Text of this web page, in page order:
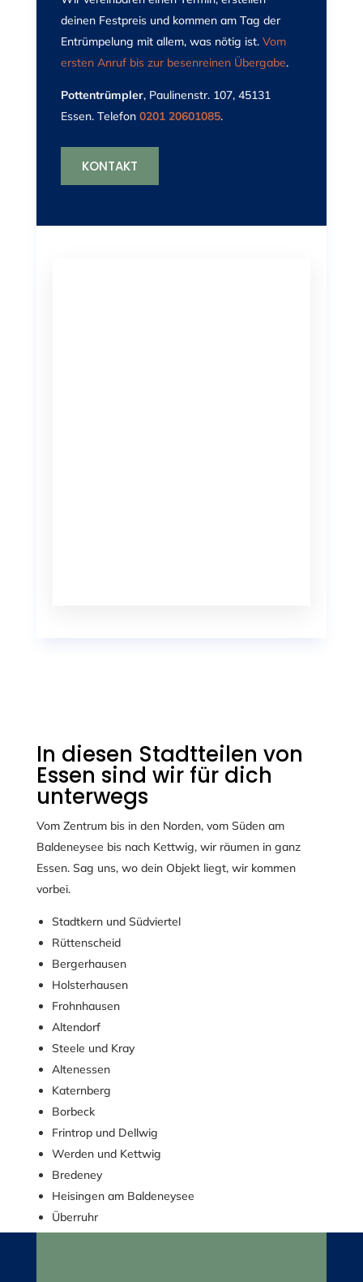
deinen Festpreis und kommen am Tag der
Entrümpelung mit allem, was nötig ist. Vom
ersten Anruf bis zur besenreinen Übergabe.
Pottentrümpler, Paulinenstr. 107, 45131
Essen. Telefon 0201 20601085.
KONTAKT
In diesen Stadtteilen von
Essen sind wir für dich
unterwegs
Vom Zentrum bis in den Norden, vom Süden am
Baldeneysee bis nach Kettwig, wir räumen in ganz
Essen. Sag uns, wo dein Objekt liegt, wir kommen
vorbei.
Stadtkern und Südviertel
Rüttenscheid
Bergerhausen
Holsterhausen
Frohnhausen
Altendorf
Steele und Kray
Altenessen
Katernberg
Borbeck
Frintrop und Dellwig
Werden und Kettwig
Bredeney
Heisingen am Baldeneysee
Überruhr